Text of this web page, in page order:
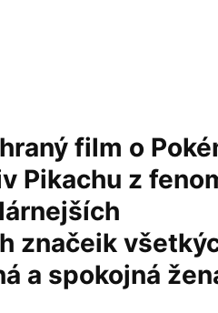
film o
Pikachu z
značeik
a spokojná